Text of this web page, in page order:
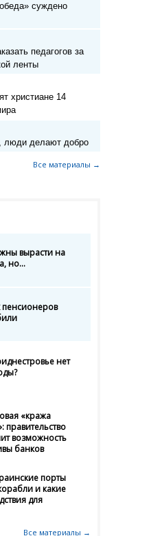
суждено
педагогов за
ленты
христиане 14
люди делают добро
Все материалы →
вырасти на
но...
пенсионеров
нет
«кража
правительство
возможность
банков
порты
и какие
для
Все материалы →